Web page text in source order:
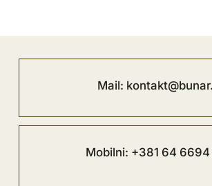
Mail:
Mobilni: +381 64